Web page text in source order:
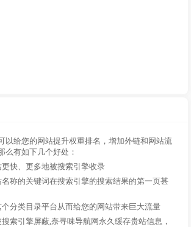
以给您的网站提升权重排名，增加外链和网站流
么有如下几个好处：
快、更多地被搜索引擎收录
称的关键词在搜索引擎的搜索结果的第一页甚
分类目录平台从而给您的网站带来巨大流量
索引擎屏蔽,奈寻味导航网永久缓存贵站信息，